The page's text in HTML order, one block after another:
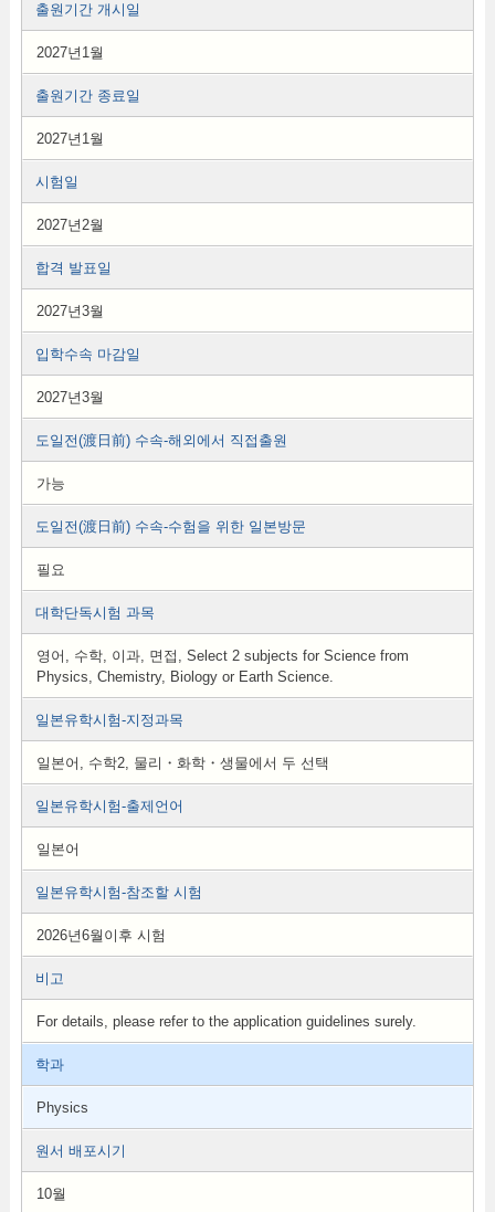
출원기간 개시일
2027년1월
출원기간 종료일
2027년1월
시험일
2027년2월
합격 발표일
2027년3월
입학수속 마감일
2027년3월
도일전(渡日前) 수속-해외에서 직접출원
가능
도일전(渡日前) 수속-수험을 위한 일본방문
필요
대학단독시험 과목
영어, 수학, 이과, 면접, Select 2 subjects for Science from
Physics, Chemistry, Biology or Earth Science.
일본유학시험-지정과목
일본어, 수학2, 물리・화학・생물에서 두 선택
일본유학시험-출제언어
일본어
일본유학시험-참조할 시험
2026년6월이후 시험
비고
For details, please refer to the application guidelines surely.
학과
Physics
원서 배포시기
10월